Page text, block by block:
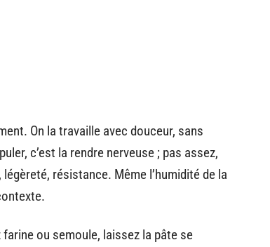
On la travaille avec douceur, sans
c’est la rendre nerveuse ; pas assez,
résistance. Même l’humidité de la
ou semoule, laissez la pâte se